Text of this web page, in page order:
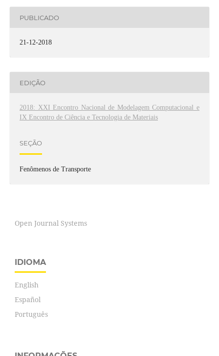
PUBLICADO
21-12-2018
EDIÇÃO
2018: XXI Encontro Nacional de Modelagem Computacional e
IX Encontro de Ciência e Tecnologia de Materiais
SEÇÃO
Fenômenos de Transporte
Open Journal Systems
IDIOMA
English
Español
Português